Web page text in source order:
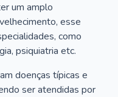
um amplo
esse
como
psiquiatria etc.
doenças típicas e
ser atendidas por